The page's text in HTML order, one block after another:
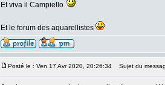
Et viva il Campiello
Et le forum des aquarellistes
Posté le : Ven 17 Avr 2020, 20:26:34 Sujet du